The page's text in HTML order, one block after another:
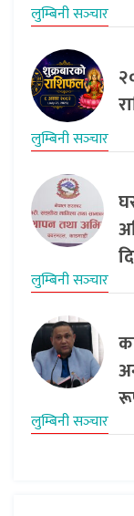
लुम्बिनी सञ्‍चार
लुम्बिनी सञ्‍चार
लुम्बिनी सञ्‍चार
लुम्बिनी सञ्‍चार